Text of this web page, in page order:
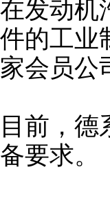
在发动机
件的工业
家会员公
目前，
备要求。